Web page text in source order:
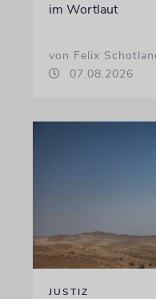
im Wortlaut
von Felix
07.08.2026
JUSTIZ